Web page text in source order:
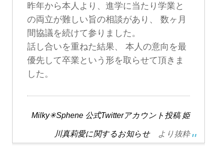
昨年から本人より、進学に当たり学業と
の両立が難しい旨の相談があり、 数ヶ月
間協議を続けて参りました。
話し合いを重ねた結果、 本人の意向を最
優先して卒業という形を取らせて頂きま
した。
Milky✳︎Sphene 公式Twitterアカウント投稿 姫
川真莉愛に関するお知らせより抜粋